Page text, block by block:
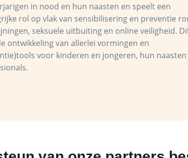
in nood en hun naasten en speelt een
rol op vlak van sensibilisering en preventie
seksuele uitbuiting en online veiligheid.
ontwikkeling van allerlei vormingen en
voor kinderen en jongeren, hun naasten